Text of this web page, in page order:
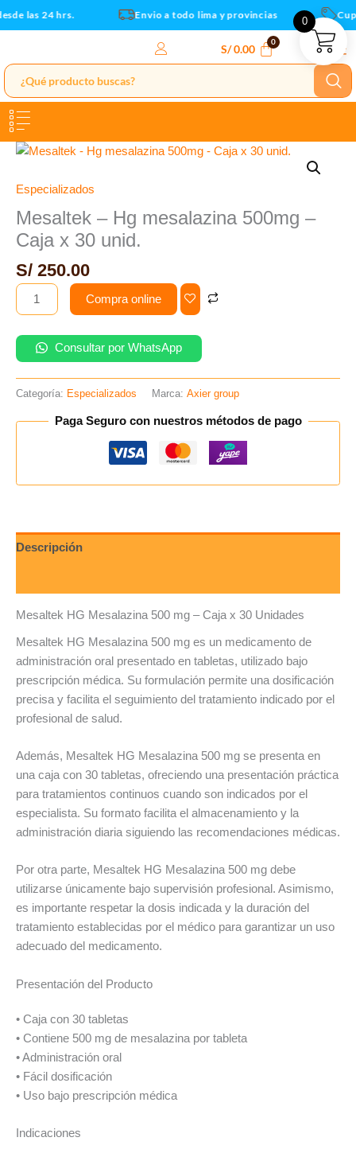
Ir
al
las 24 hrs. Envio a todo lima y provincias
S/0.00
Especializados
Mesaltek – Hg mesalazina 500mg –
Caja x 30 unid.
S/ 250.00
Mesaltek
Hg
500mg
-
Caja
x
cantidad
Compra online
Consultar por WhatsApp
Categoría: Especializados Marca: Axier group
Paga Seguro con nuestros métodos de pago
Descripción
Mesaltek HG Mesalazina 500 mg – Caja x 30 Unidades
Mesaltek HG Mesalazina 500 mg es un medicamento de
administración oral presentado en tabletas, utilizado bajo
prescripción médica. Su formulación permite una dosificación
precisa y facilita el seguimiento del tratamiento indicado por el
profesional de salud.
Además, Mesaltek HG Mesalazina 500 mg se presenta en
una caja con 30 tabletas, ofreciendo una presentación práctica
para tratamientos continuos cuando son indicados por el
especialista. Su formato facilita el almacenamiento y la
administración diaria siguiendo las recomendaciones médicas.
Por otra parte, Mesaltek HG Mesalazina 500 mg debe
utilizarse únicamente bajo supervisión profesional. Asimismo,
es importante respetar la dosis indicada y la duración del
tratamiento establecidas por el médico para garantizar un uso
adecuado del medicamento.
Presentación del Producto
• Caja con 30 tabletas
• Contiene 500 mg de mesalazina por tableta
• Administración oral
• Fácil dosificación
• Uso bajo prescripción médica
Indicaciones
0
Caja
30
unid.
cantidad